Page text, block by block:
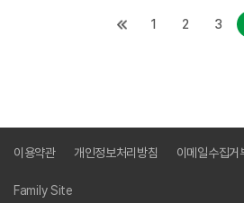
1 2 3
이용약관 개인정보처리방침 이메일수집거
Family Site